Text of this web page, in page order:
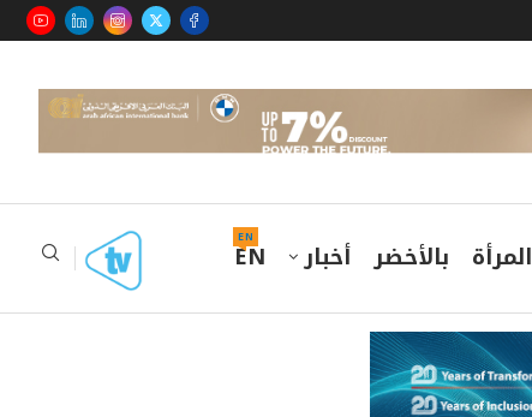
المرأة بالأخضر أخبار EN
EN